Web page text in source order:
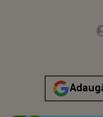
vineri, 12 februarie